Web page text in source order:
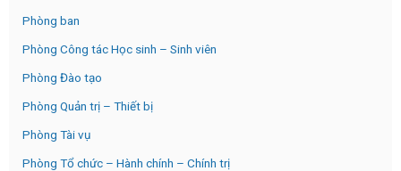
Phòng ban
Phòng Công tác Học sinh – Sinh viên
Phòng Đào tạo
Phòng Quản trị – Thiết bị
Phòng Tài vụ
Phòng Tổ chức – Hành chính – Chính trị